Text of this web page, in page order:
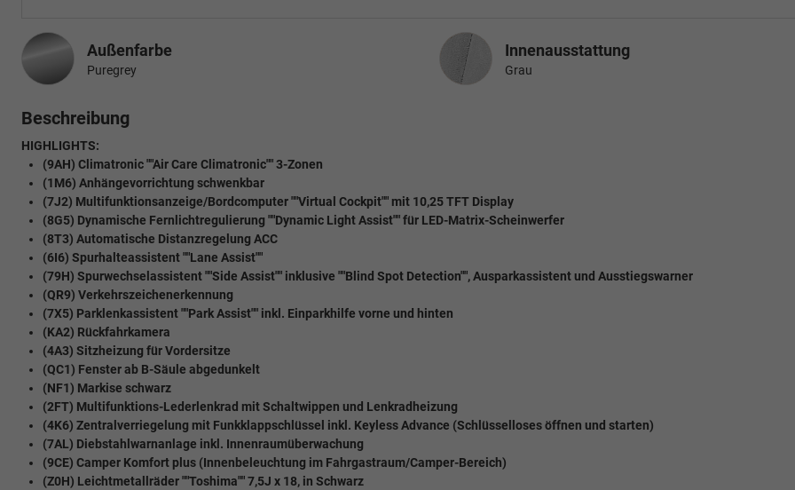
Außenfarbe
Puregrey
InnenausstattungInnenausstattung
Grau
Beschreibung
HIGHLIGHTS:
(9AH) Climatronic ""Air Care Climatronic"" 3-Zonen
(1M6) Anhängevorrichtung schwenkbar
(7J2) Multifunktionsanzeige/Bordcomputer ""Virtual Cockpit"" mit 10,25 TFT Display
(8G5) Dynamische Fernlichtregulierung ""Dynamic Light Assist"" für LED-Matrix-Scheinwerfer
(8T3) Automatische Distanzregelung ACC
(6I6) Spurhalteassistent ""Lane Assist""
(79H) Spurwechselassistent ""Side Assist"" inklusive ""Blind Spot Detection"", Ausparkassistent und Ausstiegswarner
(QR9) Verkehrszeichenerkennung
(7X5) Parklenkassistent ""Park Assist"" inkl. Einparkhilfe vorne und hinten
(KA2) Rückfahrkamera
(4A3) Sitzheizung für Vordersitze
(QC1) Fenster ab B-Säule abgedunkelt
(NF1) Markise schwarz
(2FT) Multifunktions-Lederlenkrad mit Schaltwippen und Lenkradheizung
(4K6) Zentralverriegelung mit Funkklappschlüssel inkl. Keyless Advance (Schlüsselloses öffnen und starten)
(7AL) Diebstahlwarnanlage inkl. Innenraumüberwachung
(9CE) Camper Komfort plus (Innenbeleuchtung im Fahrgastraum/Camper-Bereich)
(Z0H) Leichtmetallräder ""Toshima"" 7,5J x 18, in Schwarz